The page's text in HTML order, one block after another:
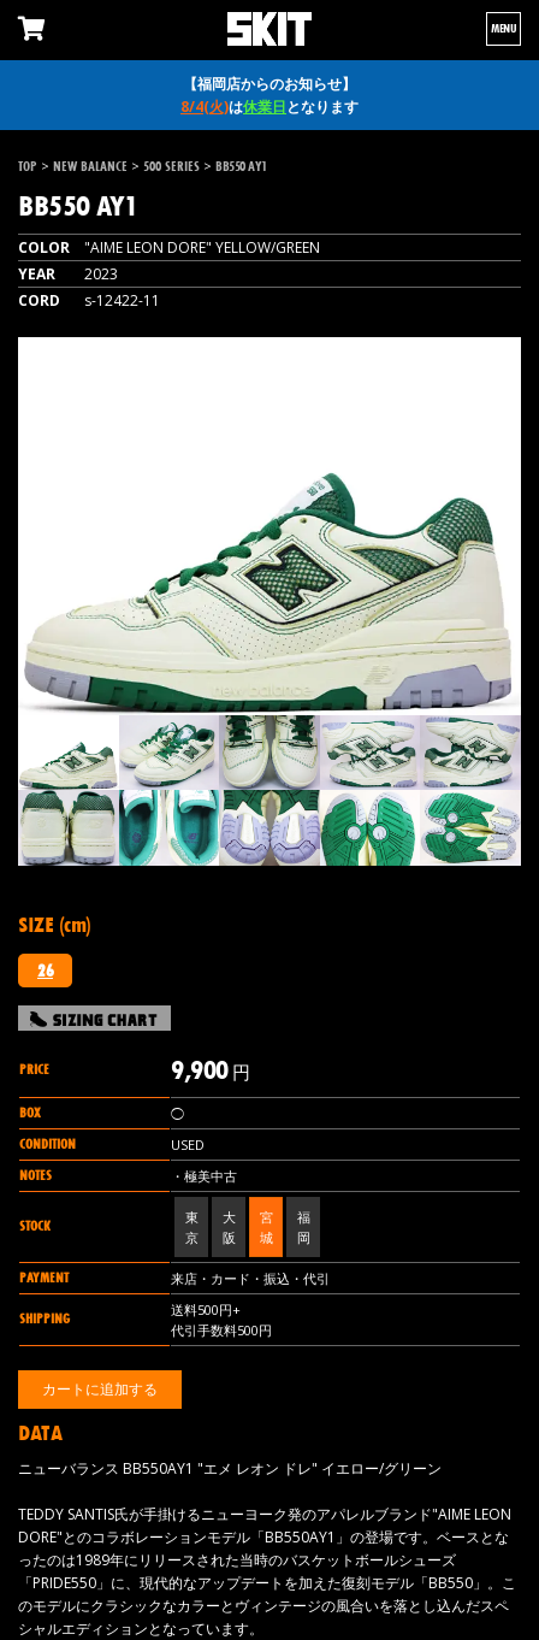
【福岡店からのお知らせ】
8/4(火)は休業日となります
MENU
TOP > NEW BALANCE > 500 SERIES > BB550 AY1
BB550 AY1
COLOR
"AIME LEON DORE" YELLOW/GREEN
YEAR
2023
CORD
s-12422-11
SIZE (cm)
26
PRICE 9,900円
BOX ◯
CONDITION USED
NOTES ・極美中古
STOCK
東
京
大
阪
宮
城
福
岡
PAYMENT 来店・カード・振込・代引
SHIPPING
送料500円+
代引手数料500円
DATA
ニューバランス BB550AY1 "エメ レオン ドレ" イエロー/グリーン
TEDDY SANTIS氏が手掛けるニューヨーク発のアパレルブランド"AIME LEON
DORE"とのコラボレーションモデル「BB550AY1」の登場です。ベースとな
ったのは1989年にリリースされた当時のバスケットボールシューズ
「PRIDE550」に、現代的なアップデートを加えた復刻モデル「BB550」。こ
のモデルにクラシックなカラーとヴィンテージの風合いを落とし込んだスペ
シャルエディションとなっています。